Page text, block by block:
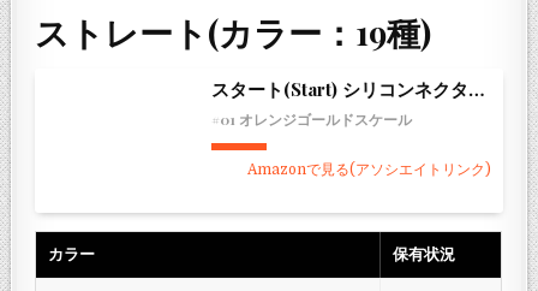
ストレート(カラー：19種)
スタート(Start) シリコンネクタイ ストレート
#01 オレンジゴールドスケール
Amazonで見る(アソシエイトリンク)
カラー 保有状況